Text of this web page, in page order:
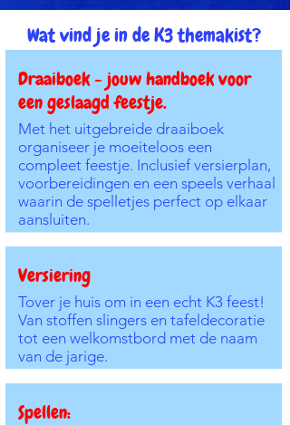
Wat vind je in de K3 themakist?
Draaiboek - jouw handboek voor
een geslaagd feestje.
Met het uitgebreide draaiboek
organiseer je moeiteloos een
compleet feestje. Inclusief versierplan,
voorbereidingen en een speels verhaal
waarin de spelletjes perfect op elkaar
aansluiten.
Versiering
Tover je huis om in een echt K3 feest!
Van stoffen slingers en tafeldecoratie
tot een welkomstbord met de naam
van de jarige.
Spellen: